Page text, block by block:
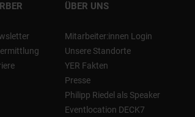
ÜBER UNS
Mitarbeiter:innen Login
Unsere Standorte
YER Fakten
Presse
Philipp Riedel als Speaker
Eventlocation DECK7